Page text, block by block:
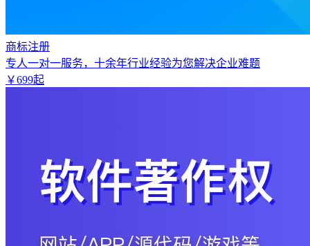
商标注册
专人一对一服务，十余年行业经验为您解决企业难题
￥699起